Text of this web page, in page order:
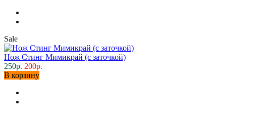
Sale
Нож Стинг Мимикрай (с заточкой)
250р. 200р.
В корзину